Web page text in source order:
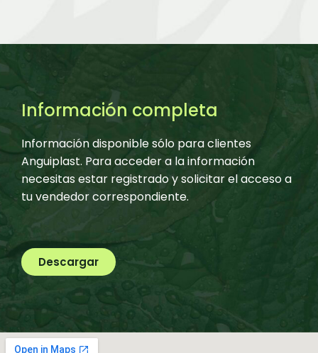
Información completa
Información disponible sólo para clientes
Anguiplast. Para acceder a la información
necesitas estar registrado y solicitar el acceso a
tu vendedor correspondiente.
Descargar